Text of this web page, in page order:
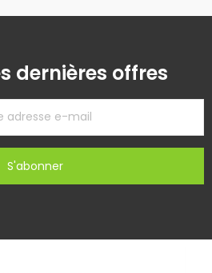
dernières offres
S'abonner